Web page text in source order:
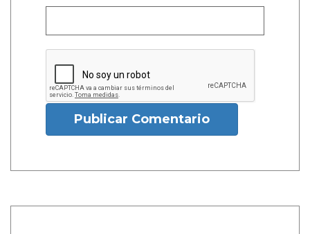
Publicar Comentario